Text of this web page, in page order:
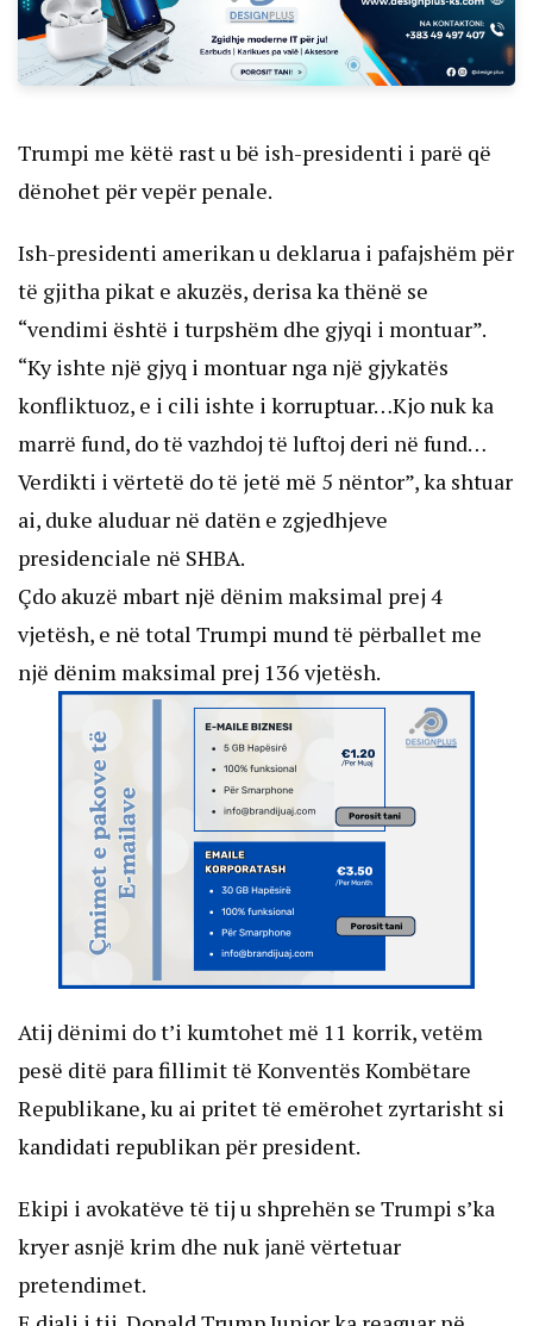
Trumpi me këtë rast u bë ish-presidenti i parë që
dënohet për vepër penale.
Ish-presidenti amerikan u deklarua i pafajshëm për
të gjitha pikat e akuzës, derisa ka thënë se
“vendimi është i turpshëm dhe gjyqi i montuar”.
“Ky ishte një gjyq i montuar nga një gjykatës
konfliktuoz, e i cili ishte i korruptuar…Kjo nuk ka
marrë fund, do të vazhdoj të luftoj deri në fund…
Verdikti i vërtetë do të jetë më 5 nëntor”, ka shtuar
ai, duke aluduar në datën e zgjedhjeve
presidenciale në SHBA.
Çdo akuzë mbart një dënim maksimal prej 4
vjetësh, e në total Trumpi mund të përballet me
një dënim maksimal prej 136 vjetësh.
Atij dënimi do t’i kumtohet më 11 korrik, vetëm
pesë ditë para fillimit të Konventës Kombëtare
Republikane, ku ai pritet të emërohet zyrtarisht si
kandidati republikan për president.
Ekipi i avokatëve të tij u shprehën se Trumpi s’ka
kryer asnjë krim dhe nuk janë vërtetuar
pretendimet.